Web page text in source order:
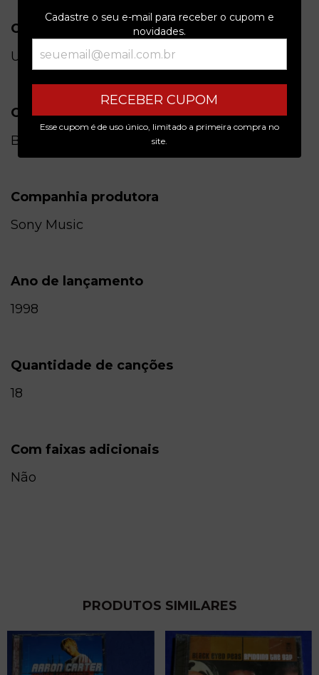
Cadastre o seu e-mail para receber o cupom e
novidades.
RECEBER CUPOM
Esse cupom é de uso único, limitado a primeira compra no
site.
Condição do item
Usado
Origem
Brasil
Companhia produtora
Sony Music
Ano de lançamento
1998
Quantidade de canções
18
Com faixas adicionais
Não
PRODUTOS SIMILARES